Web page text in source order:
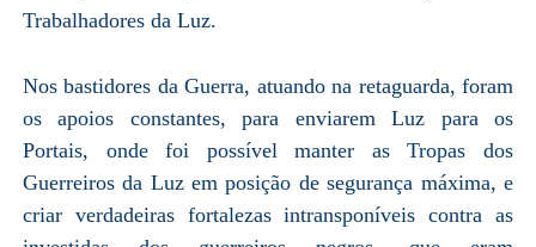
Trabalhadores da Luz.
Nos bastidores da Guerra, atuando na retaguarda, foram
os apoios constantes, para enviarem Luz para os
Portais, onde foi possível manter as Tropas dos
Guerreiros da Luz em posição de segurança máxima, e
criar verdadeiras fortalezas intransponíveis contra as